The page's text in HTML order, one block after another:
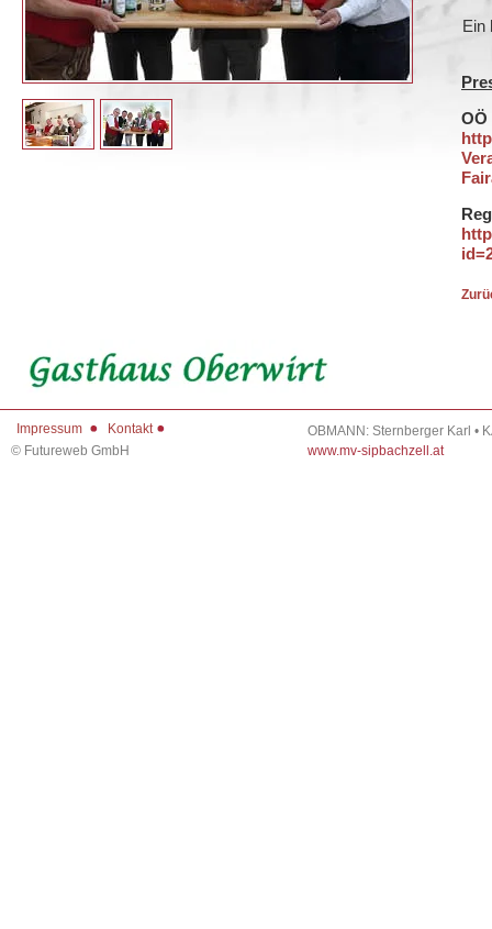
Ein
OÖ
Impressum Kontakt
OBMANN: Sternberger Karl •
www.mv-sipbachzell.at
© Futureweb GmbH